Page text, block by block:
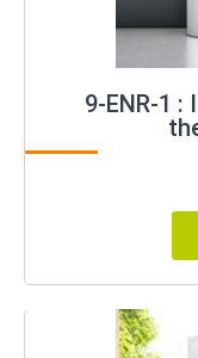
9-ENR-1